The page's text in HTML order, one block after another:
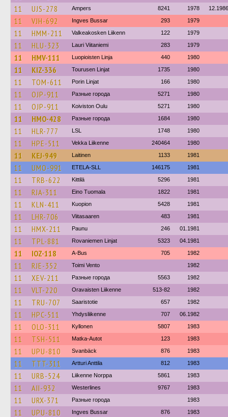
11 UJS-278 Ampers 8241 1978 12.1986
11 VJH-692 Ingves Bussar 293 1979
11 HMM-211 Valkeakosken Liikenn 122 1979
11 HLU-323 Lauri Viitaniemi 283 1979
11 HMV-111 Luopioisten Linja 440 1980
11 KIZ-336 Tourusen Linjat 1735 1980
11 TOM-611 Porin Linjat 166 1980
11 OJP-911 Разные города 5271 1980
11 OJP-911 Koiviston Oulu 5271 1980
11 HMO-428 Разные города 1684 1980
11 HLR-777 LSL 1748 1980
11 HPE-511 Vekka Liikenne 240464 1980
11 KEJ-949 Laitinen 1133 1981
11 UMO-991 ETELA-SLL 146175 1981
11 TRB-622 Kittilä 5296 1981
11 RJA-311 Eino Tuomala 1822 1981
11 KLN-411 Kuopion 5428 1981
11 LHR-706 Viitasaaren 483 1981
11 HMX-211 Paunu 246 01.1981
11 TPL-881 Rovaniemen Linjat 5323 04.1981
11 IOZ-118 A-Bus 705 1982
11 RJE-352 Toimi Vento 1982
11 XEV-211 Разные города 5563 1982
11 VLT-220 Oravaisten Liikenne 513-82 1982
11 TRU-707 Saaristotie 657 1982
11 HPC-511 Yhdysliikenne 707 06.1982
11 OLO-311 Kyllonen 5807 1983
11 TSH-511 Matka-Autot 123 1983
11 UPU-810 Svanbäck 876 1983
11 TTT-311 Artturi Anttila 812 1983
11 URB-524 Liikenne Norppa 5861 1983
11 AII-932 Westerlines 9767 1983
11 URX-371 Разные города 1983
11 UPU-810 Ingves Bussar 876 1983